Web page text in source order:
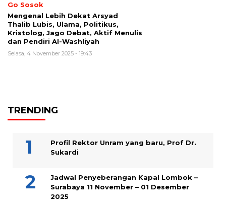
Go Sosok
Mengenal Lebih Dekat Arsyad
Thalib Lubis, Ulama, Politikus,
Kristolog, Jago Debat, Aktif Menulis
dan Pendiri Al-Washliyah
Selasa, 4 November 2025 - 19:43
TRENDING
Profil Rektor Unram yang baru, Prof Dr.
Sukardi
Jadwal Penyeberangan Kapal Lombok –
Surabaya 11 November – 01 Desember
2025